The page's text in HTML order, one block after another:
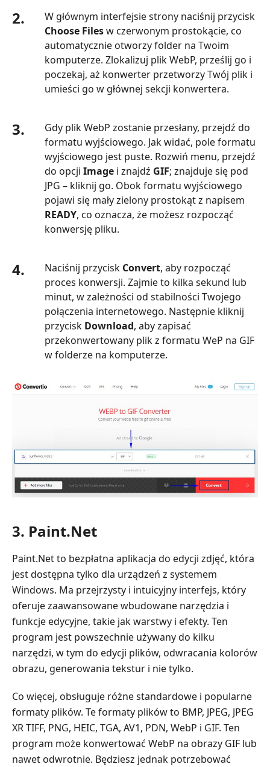
2.
W głównym interfejsie strony naciśnij przycisk
Choose Filesw czerwonym prostokącie, co
automatycznie otworzy folder na Twoim
komputerze. Zlokalizuj plik WebP, prześlij go i
poczekaj, aż konwerter przetworzy Twój plik i
umieści go w głównej sekcji konwertera.
3.
Gdy plik WebP zostanie przesłany, przejdź do
formatu wyjściowego. Jak widać, pole formatu
wyjściowego jest puste. Rozwiń menu, przejdź
do opcji Image i znajdź GIF; znajduje się pod
JPG – kliknij go. Obok formatu wyjściowego
pojawi się mały zielony prostokąt z napisem
READY, co oznacza, że możesz rozpocząć
konwersję pliku.
4. Naciśnij przycisk Convert, aby rozpocząć
proces konwersji. Zajmie to kilka sekund lub
minut, w zależności od stabilności Twojego
połączenia internetowego. Następnie kliknij
przycisk Download, aby zapisać
przekonwertowany plik z formatu WeP na GIF
w folderze na komputerze.
3. Paint.Net
Paint.Net to bezpłatna aplikacja do edycji zdjęć, która
jest dostępna tylko dla urządzeń z systemem
Windows. Ma przejrzysty i intuicyjny interfejs, który
oferuje zaawansowane wbudowane narzędzia i
funkcje edycyjne, takie jak warstwy i efekty. Ten
program jest powszechnie używany do kilku
narzędzi, w tym do edycji plików, odwracania kolorów
obrazu, generowania tekstur i nie tylko.
Co więcej, obsługuje różne standardowe i popularne
formaty plików. Te formaty plików to BMP, JPEG, JPEG
XR TIFF, PNG, HEIC, TGA, AV1, PDN, WebP i GIF. Ten
program może konwertować WebP na obrazy GIF lub
nawet odwrotnie. Będziesz jednak potrzebować